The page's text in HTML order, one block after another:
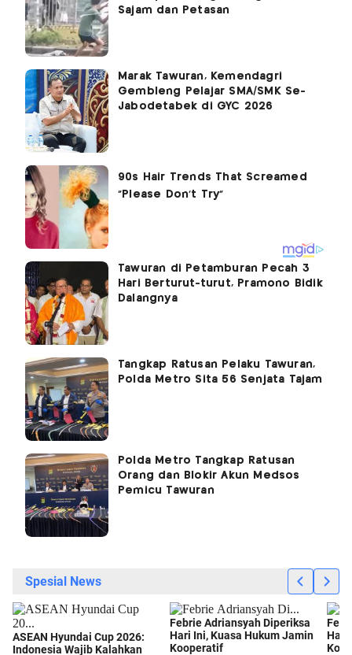
Sajam dan Petasan
Marak Tawuran, Kemendagri
Gembleng Pelajar SMA/SMK Se-
Jabodetabek di GYC 2026
Tawuran di Petamburan Pecah 3
Hari Berturut-turut, Pramono Bidik
Dalangnya
Tangkap Ratusan Pelaku Tawuran,
Polda Metro Sita 56 Senjata Tajam
Polda Metro Tangkap Ratusan
Orang dan Blokir Akun Medsos
Pemicu Tawuran